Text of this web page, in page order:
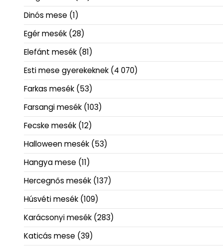
Dinós mese (1)
Egér mesék (28)
Elefánt mesék (81)
Esti mese gyerekeknek (4 070)
Farkas mesék (53)
Farsangi mesék (103)
Fecske mesék (12)
Halloween mesék (53)
Hangya mese (11)
Hercegnős mesék (137)
Húsvéti mesék (109)
Karácsonyi mesék (283)
Katicás mese (39)